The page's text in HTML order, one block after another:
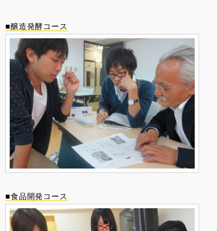
■醸造発酵コース
■食品開発コース